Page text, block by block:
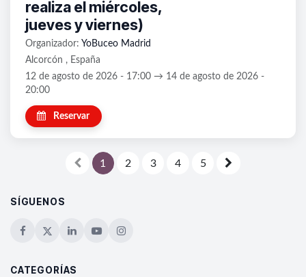
realiza el miércoles,
jueves y viernes)
Organizador: YoBuceo Madrid
Alcorcón , España
12 de agosto de 2026 - 17:00 → 14 de agosto de 2026 -
20:00
Reservar
1 2 3 4 5
SÍGUENOS
CATEGORÍAS